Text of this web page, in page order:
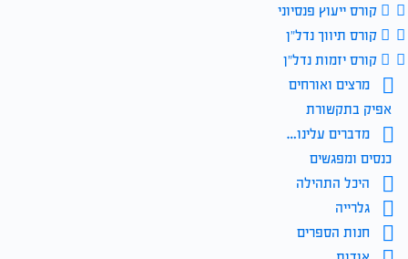
קורס ייעוץ פנסיוני
קורס תיווך נדל״ן
קורס יזמות נדל״ן
מרצים ואורחים
אפיק בתקשורת
מדברים עלינו…
כנסים ומפגשים
היכל התהילה
גלרייה
חנות הספרים